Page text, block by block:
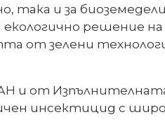
така и за
решение на
от зелени
и от
инсектицид с